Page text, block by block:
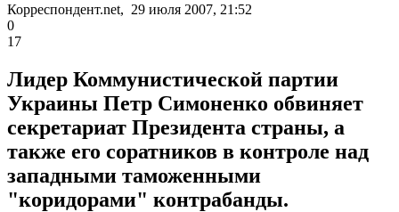
Корреспондент.net, 29 июля 2007, 21:52
0
17
Лидер Коммунистической партии
Украины Петр Симоненко обвиняет
секретариат Президента страны, а
также его соратников в контроле над
западными таможенными
"коридорами" контрабанды.